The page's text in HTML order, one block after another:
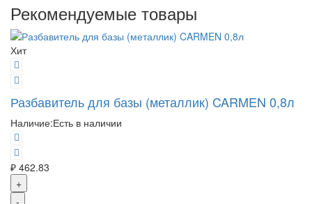
Рекомендуемые товары
Хит
Разбавитель для базы (металлик) CARMEN 0,8л
Наличие:Есть в наличии
₽ 462.83
+